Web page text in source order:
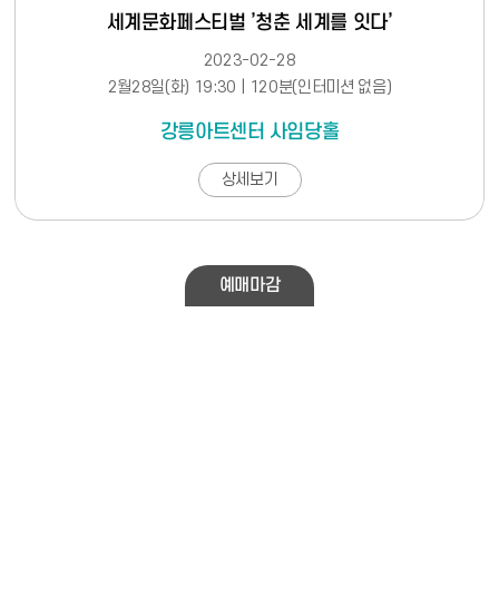
세계문화페스티벌 ’청춘 세계를 잇다’
2023-02-28
2월28일(화) 19:30 | 120분(인터미션 없음)
강릉아트센터 사임당홀
상세보기
예매마감